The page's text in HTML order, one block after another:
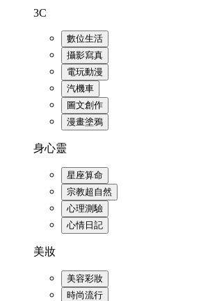
3C
數位生活
攝影寫真
電玩動漫
汽機車
圖文創作
漫畫塗鴉
身心靈
星座算命
宗教超自然
心理測驗
心情日記
美妝
美容彩妝
時尚流行